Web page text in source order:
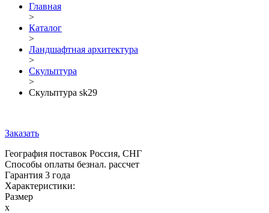
Главная
>
Каталог
>
Ландшафтная архитектура
>
Скульптура
>
Скульптура sk29
Заказать
География поставок Россия, СНГ
Способы оплаты безнал. рассчет
Гарантия 3 года
Характеристики:
Размер
x